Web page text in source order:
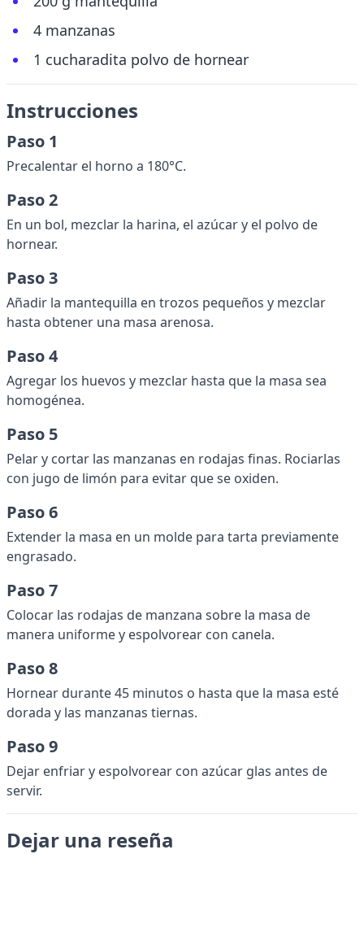
4 manzanas
1 cucharadita polvo de hornear
Instrucciones
Paso 1
Precalentar el horno a 180°C.
Paso 2
En un bol, mezclar la harina, el azúcar y el polvo de
hornear.
Paso 3
Añadir la mantequilla en trozos pequeños y mezclar
hasta obtener una masa arenosa.
Paso 4
Agregar los huevos y mezclar hasta que la masa sea
homogénea.
Paso 5
Pelar y cortar las manzanas en rodajas finas. Rociarlas
con jugo de limón para evitar que se oxiden.
Paso 6
Extender la masa en un molde para tarta previamente
engrasado.
Paso 7
Colocar las rodajas de manzana sobre la masa de
manera uniforme y espolvorear con canela.
Paso 8
Hornear durante 45 minutos o hasta que la masa esté
dorada y las manzanas tiernas.
Paso 9
Dejar enfriar y espolvorear con azúcar glas antes de
servir.
Dejar una reseña